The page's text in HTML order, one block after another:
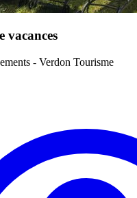
vacances
- Verdon Tourisme